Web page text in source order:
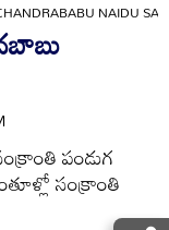
NAIDU
పండుగ
సంక్రాంతి